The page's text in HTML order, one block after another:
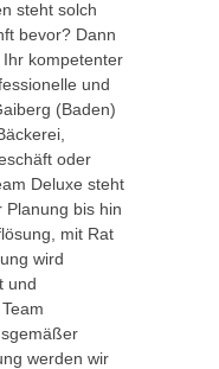
steht solch
bevor? Dann
kompetenter
und
(Baden)
oder
Deluxe steht
Planung bis hin
mit Rat
wird
und
werden wir